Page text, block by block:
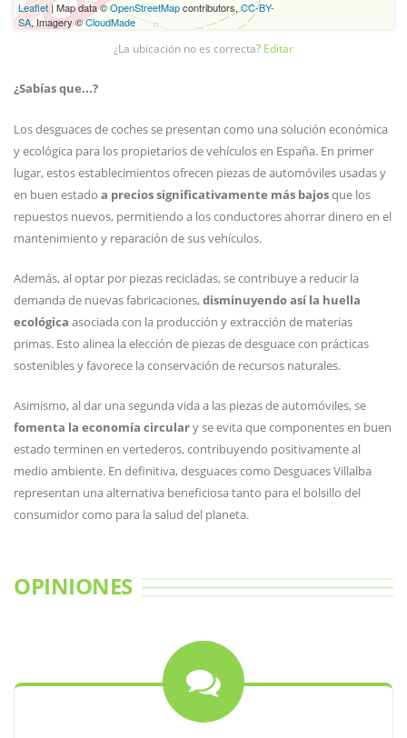
Leaflet| Map data ©OpenStreetMapcontributors,CC-BY-
SA, Imagery ©CloudMade
¿La ubicación no es correcta? Editar
¿Sabías que...?
Los desguaces de coches se presentan como una solución económica
y ecológica para los propietarios de vehículos en España. En primer
lugar, estos establecimientos ofrecen piezas de automóviles usadas y
en buen estado a precios significativamente más bajosque los
repuestos nuevos, permitiendo a los conductores ahorrar dinero en el
mantenimiento y reparación de sus vehículos.
Además, al optar por piezas recicladas, se contribuye a reducir la
demanda de nuevas fabricaciones,disminuyendo así la huella
ecológica asociada con la producción y extracción de materias
primas. Esto alinea la elección de piezas de desguace con prácticas
sostenibles y favorece la conservación de recursos naturales.
Asimismo, al dar una segunda vida a las piezas de automóviles, se
fomenta la economía circulary se evita que componentes en buen
estado terminen en vertederos, contribuyendo positivamente al
medio ambiente. En definitiva, desguaces como Desguaces Villalba
representan una alternativa beneficiosa tanto para el bolsillo del
consumidor como para la salud del planeta.
OPINIONES